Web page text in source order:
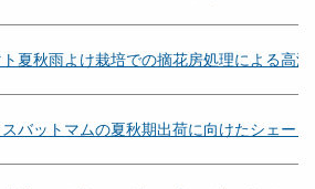
ト夏秋雨よけ栽培での摘花房処理による高
バットマムの夏秋期出荷に向けたシェー